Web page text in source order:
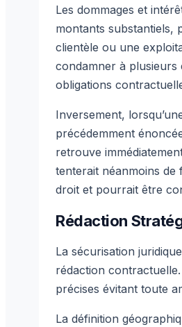
Les dommages et
montants substantiels,
clientèle ou une
condamner à plusieurs
obligations
Inversement,
précédemment
retrouve
tenterait néanmoins de
droit et pourrait être
Rédaction
La sécurisation
rédaction
précises évitant toute
La définition